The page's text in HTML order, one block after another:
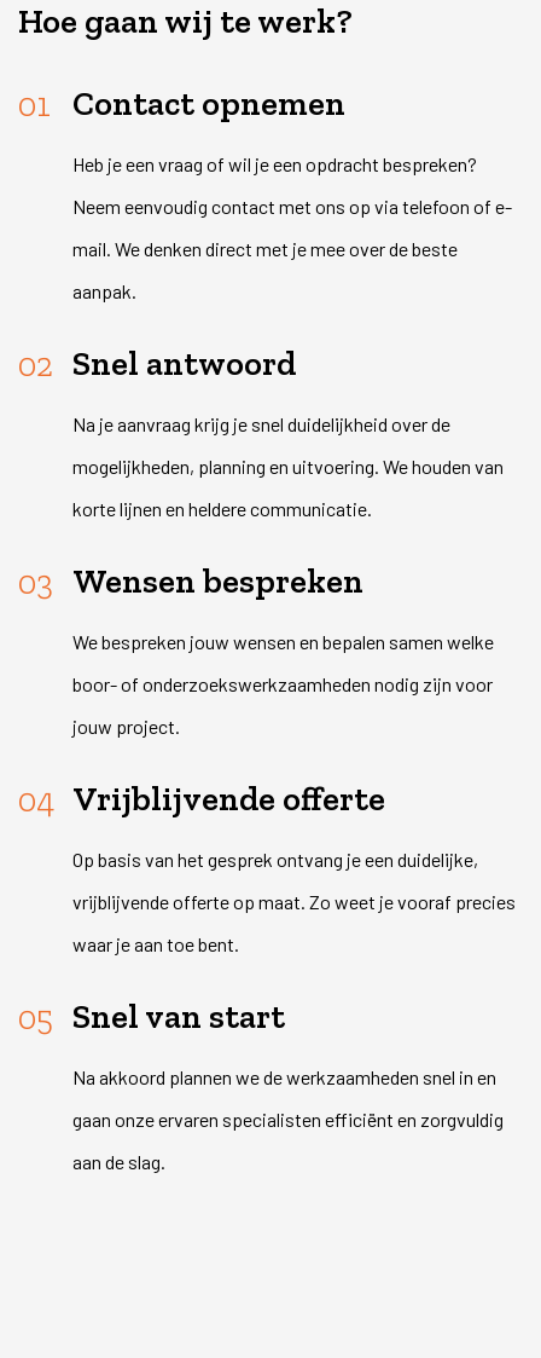
Hoe gaan wij te werk?
Contact opnemen
Heb je een vraag of wil je een opdracht bespreken?
Neem eenvoudig contact met ons op via telefoon of e-
mail. We denken direct met je mee over de beste
aanpak.
Snel antwoord
Na je aanvraag krijg je snel duidelijkheid over de
mogelijkheden, planning en uitvoering. We houden van
korte lijnen en heldere communicatie.
Wensen bespreken
We bespreken jouw wensen en bepalen samen welke
boor- of onderzoekswerkzaamheden nodig zijn voor
jouw project.
Vrijblijvende offerte
Op basis van het gesprek ontvang je een duidelijke,
vrijblijvende offerte op maat. Zo weet je vooraf precies
waar je aan toe bent.
Snel van start
Na akkoord plannen we de werkzaamheden snel in en
gaan onze ervaren specialisten efficiënt en zorgvuldig
aan de slag.